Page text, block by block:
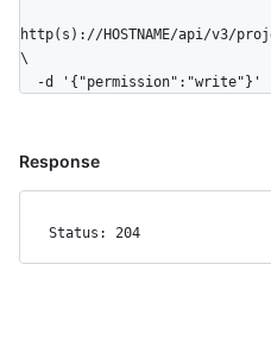
http(s)://HOSTNAME/api/v3/
\
  -d '{"permission":"write"}'
Response
Status: 204